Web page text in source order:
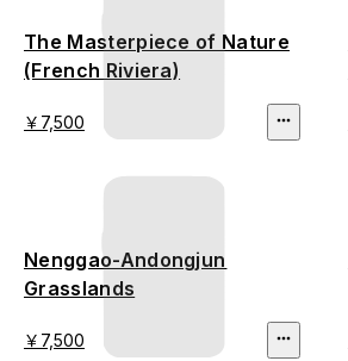
The Masterpiece of Nature
(French Riviera)
￥7,500
Nenggao-Andongjun
Grasslands
￥7,500